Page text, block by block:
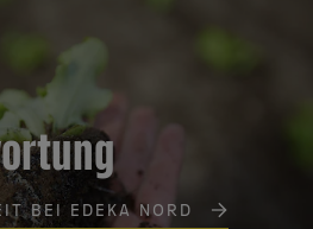
BEI EDEKA NORD